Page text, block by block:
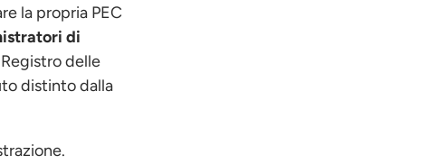
la propria PEC
di
delle
distinto dalla